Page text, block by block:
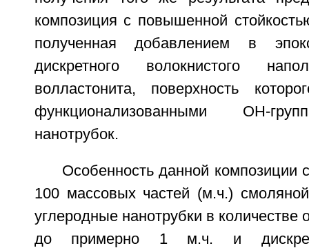
композиция с повышенной
полученная добавлением в
дискретного волокнистого
волластонита, поверхность
функционализованными ОН-
нанотрубок.
Особенность данной композиции
100 массовых частей (м.ч.)
углеродные нанотрубки в количестве
до примерно 1 м.ч. и